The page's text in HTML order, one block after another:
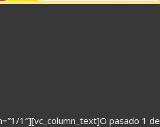
1″][vc_column_text]O pasado 1 de